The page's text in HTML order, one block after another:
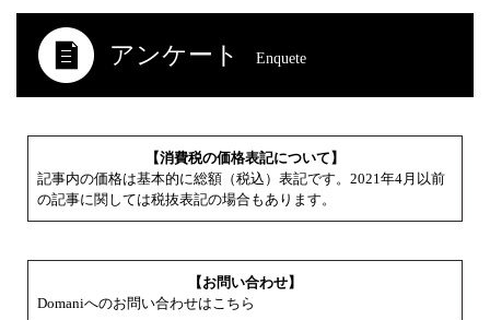
アンケート Enquete
【消費税の価格表記について】
記事内の価格は基本的に総額（税込）表記です。2021年4月以前
の記事に関しては税抜表記の場合もあります。
【お問い合わせ】
Domaniへのお問い合わせはこちら